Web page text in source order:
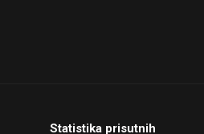
Statistika prisutnih